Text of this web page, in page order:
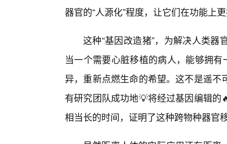
器官的“人源化”程度，让它们在功能上
这种“基因改造猪”，为解决人类
当一个需要心脏移植的病人，能够拥
异，重新点燃生命的希望。这不是遥
有研究团队成功地💡将经过基因编辑
相当长的时间，证明了这种跨物种器官